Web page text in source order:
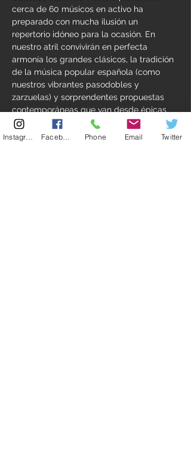
cerca de 60 músicos en activo ha
preparado con mucha ilusión un
repertorio idóneo para la ocasión. En
nuestro atril convivirán en perfecta
armonía los grandes clásicos, la tradición
de la música popular española (como
nuestros vibrantes pasodobles y
zarzuelas) y sorprendentes propuestas
contemporáneas que van desde épicas
bandas sonoras hasta versiones de
música moderna.
Phone Email Twitter